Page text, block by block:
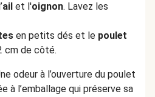
ail et l'oignon. Lavez les
en petits dés et le poulet
cm de côté.
odeur à l’ouverture du poulet
à l’emballage qui préserve sa